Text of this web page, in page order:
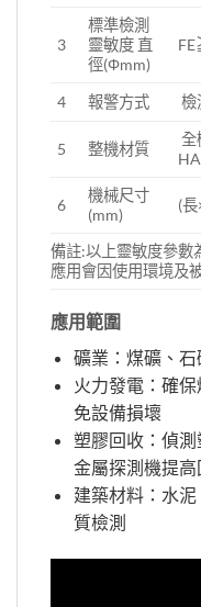
3
標準檢測
靈敏度 直
徑(Φmm)
4 報警方式 檢
5 整機材質
全
6
機械尺寸
(mm)
(
備註:以上靈敏度參數
應用會因使用環境及
應用範圍
礦業：煤礦、
火力發電：確
免設備損壞
塑膠回收：偵
金屬探測機提
建築材料：水
質檢測